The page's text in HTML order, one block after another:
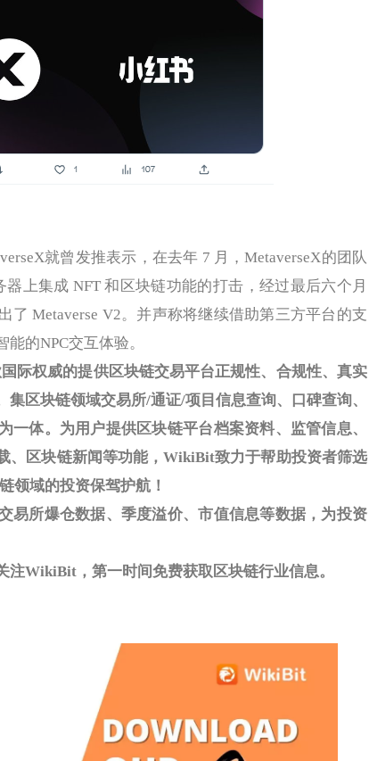
就曾发推表示，在去年 7 月，MetaverseX的团队
上集成 NFT 和区块链功能的打击，经过最后六个月
了 Metaverse V2。并声称将继续借助第三方平台的支
的NPC交互体验。
际权威的提供区块链交易平台正规性、合规性、真实
集区块链领域交易所/通证/项目信息查询、口碑查询、
一体。为用户提供区块链平台档案资料、监管信息、
、区块链新闻等功能，WikiBit致力于帮助投资者筛选
领域的投资保驾护航！
易所爆仓数据、季度溢价、市值信息等数据，为投资
注WikiBit ，第一时间免费获取区块链行业信息。